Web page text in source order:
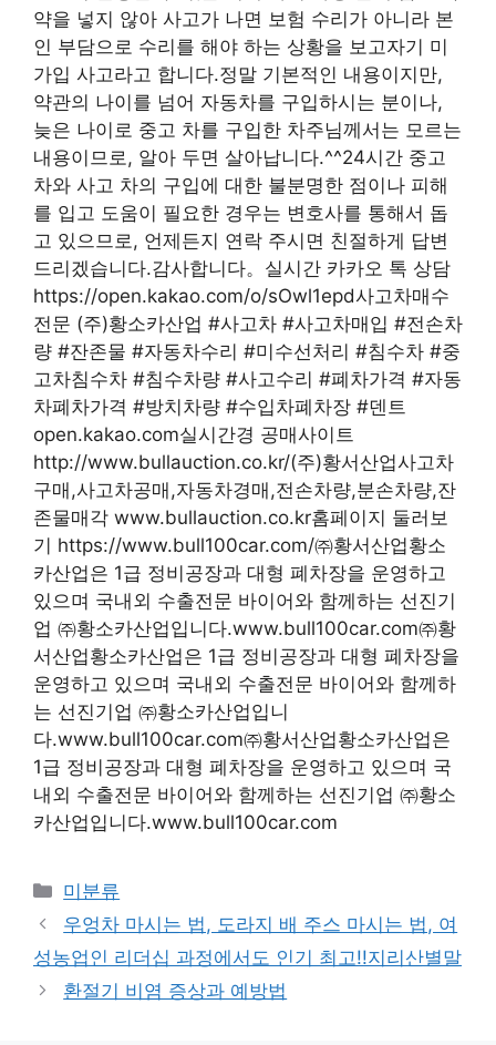
약을 넣지 않아 사고가 나면 보험 수리가 아니라 본
인 부담으로 수리를 해야 하는 상황을 보고자기 미
가입 사고라고 합니다.정말 기본적인 내용이지만,
약관의 나이를 넘어 자동차를 구입하시는 분이나,
늦은 나이로 중고 차를 구입한 차주님께서는 모르는
내용이므로, 알아 두면 살아납니다.^^24시간 중고
차와 사고 차의 구입에 대한 불분명한 점이나 피해
를 입고 도움이 필요한 경우는 변호사를 통해서 돕
고 있으므로, 언제든지 연락 주시면 친절하게 답변
드리겠습니다.감사합니다。실시간 카카오 톡 상담
https://open.kakao.com/o/sOwl1epd사고차매수
전문 (주)황소카산업 #사고차 #사고차매입 #전손차
량 #잔존물 #자동차수리 #미수선처리 #침수차 #중
고차침수차 #침수차량 #사고수리 #폐차가격 #자동
차폐차가격 #방치차량 #수입차폐차장 #덴트
open.kakao.com실시간경 공매사이트
http://www.bullauction.co.kr/(주)황서산업사고차
구매,사고차공매,자동차경매,전손차량,분손차량,잔
존물매각 www.bullauction.co.kr홈페이지 둘러보
기 https://www.bull100car.com/㈜황서산업황소
카산업은 1급 정비공장과 대형 폐차장을 운영하고
있으며 국내외 수출전문 바이어와 함께하는 선진기
업 ㈜황소카산업입니다.www.bull100car.com㈜황
서산업황소카산업은 1급 정비공장과 대형 폐차장을
운영하고 있으며 국내외 수출전문 바이어와 함께하
는 선진기업 ㈜황소카산업입니
다.www.bull100car.com㈜황서산업황소카산업은
1급 정비공장과 대형 폐차장을 운영하고 있으며 국
내외 수출전문 바이어와 함께하는 선진기업 ㈜황소
카산업입니다.www.bull100car.com
Categories
미분류
우엉차 마시는 법, 도라지 배 주스 마시는 법, 여
성농업인 리더십 과정에서도 인기 최고!!지리산별말
환절기 비염 증상과 예방법